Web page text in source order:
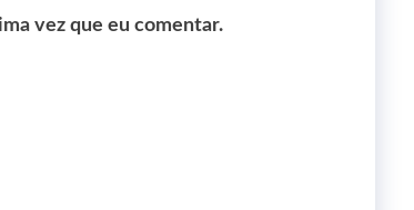
vez que eu comentar.